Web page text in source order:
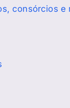
consórcios e